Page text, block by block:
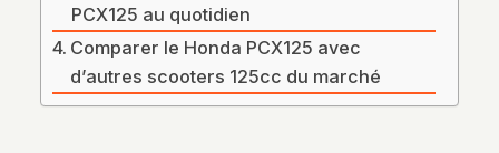
PCX125 au quotidien
Comparer le Honda PCX125 avec
d’autres scooters 125cc du marché